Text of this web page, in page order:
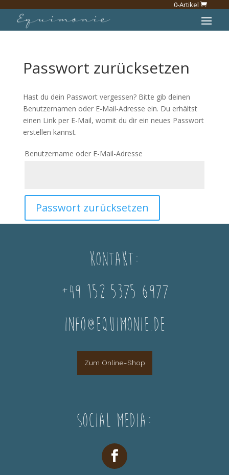
0-Artikel
Passwort zurücksetzen
Hast du dein Passwort vergessen? Bitte gib deinen
Benutzernamen oder E-Mail-Adresse ein. Du erhältst
einen Link per E-Mail, womit du dir ein neues Passwort
erstellen kannst.
Benutzername oder E-Mail-Adresse
Passwort zurücksetzen
Kontakt:
+49 152 5375 6977
info@equimonie.de
Zum Online-Shop
Social Media: